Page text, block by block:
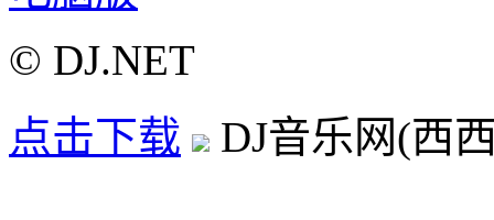
© DJ.NET
点击下载
DJ音乐网(西